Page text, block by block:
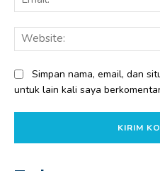
Simpan nama, email, dan
untuk lain kali saya